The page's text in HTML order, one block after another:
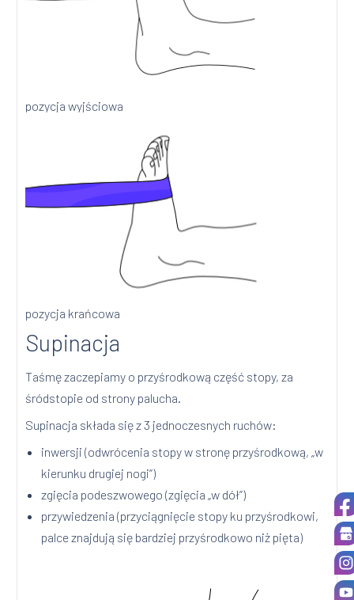
pozycja wyjściowa
pozycja krańcowa
Supinacja
Taśmę zaczepiamy o przyśrodkową część stopy, za
śródstopie od strony palucha.
Supinacja składa się z 3 jednoczesnych ruchów:
inwersji (odwrócenia stopy w stronę przyśrodkową, „w
kierunku drugiej nogi”)
zgięcia podeszwowego (zgięcia „w dół”)
przywiedzenia (przyciągnięcie stopy ku przyśrodkowi,
palce znajdują się bardziej przyśrodkowo niż pięta)